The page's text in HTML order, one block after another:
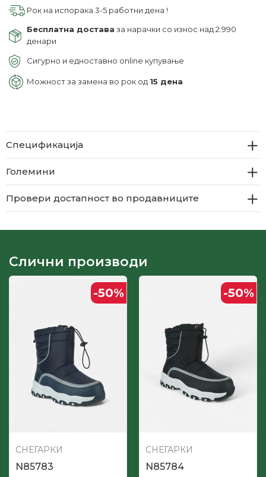
Рок на испорака 3-5 работни дена !
Бесплатна достава за нарачки со износ над 2.990
денари
Сигурно и едноставно online купување
Можност за замена во рок од 15 дена
Спецификација
Големини
Провери достапност во продавниците
Слични производи
-50%
СНЕГАРКИ
N85783
-50%
СНЕГАРКИ
N85784